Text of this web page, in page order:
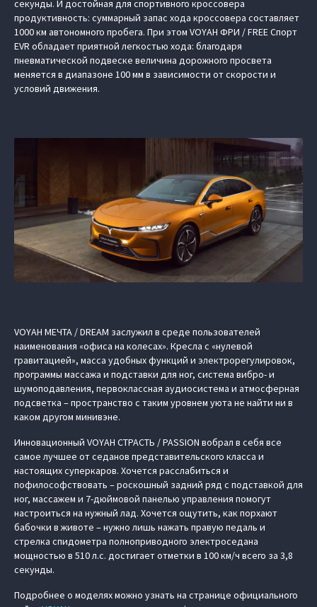
секунды. И достойная для спортивного кроссовера
продуктивность: суммарный запас хода кроссовера составляет
1000 км автономного пробега. При этом VOYAH ФРИ / FREE Спорт
EVR обладает приятной легкостью хода: благодаря
пневматической подвеске величина дорожного просвета
меняется в диапазоне 100 мм в зависимости от скорости и
условий движения.
VOYAH МЕЧТА / DREAM заслужил в среде пользователей
наименования «офиса на колесах». Кресла с «нулевой
гравитацией», масса удобных функций и электрорегулировок,
программы массажа и подставки для ног, система вибро- и
шумоподавления, первоклассная аудиосистема и атмосферная
подсветка – пространство с таким уровнем уюта не найти ни в
каком другом минивэне.
Инновационный VOYAH СТРАСТЬ / PASSION вобрал в себя все
самое лучшее от седанов представительского класса и
настоящих суперкаров. Хочется расслабиться и
пофилософствовать – роскошный задний ряд с подставкой для
ног, массажем и 7-дюймовой панелью управления помогут
настроиться на нужный лад. Хочется ощутить, как порхают
бабочки в животе – нужно лишь нажать правую педаль и
стрелка спидометра полноприводного электроседана
мощностью в 510 л.с. достигает отметки в 100 км/ч всего за 3,8
секунды.
Подробнее о моделях можно узнать на странице официального